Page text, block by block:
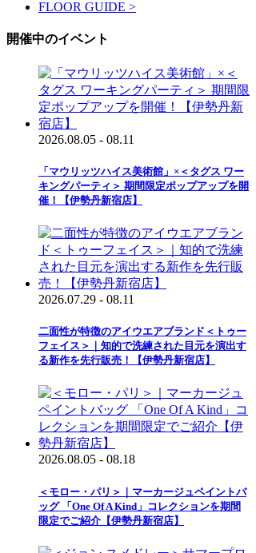
FLOOR GUIDE >
開催中のイベント
2026.08.05 - 08.11
「マウリッツハイス美術館」×＜タグス ワー
キングパーティ＞ 期間限定ポップアップを開
催！【伊勢丹新宿店】
2026.07.29 - 08.11
二面性が特徴のアイウエアブランド＜トゥー
フェイス＞｜知的で洗練された目元を演出す
る新作を先行販売！【伊勢丹新宿店】
2026.08.05 - 08.18
＜モロー・パリ＞｜マーカージュペイントバ
ッグ 「One Of A Kind」コレクションを期間
限定でご紹介【伊勢丹新宿店】